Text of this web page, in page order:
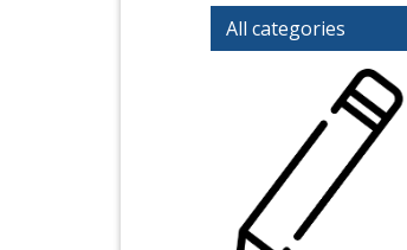
All categories